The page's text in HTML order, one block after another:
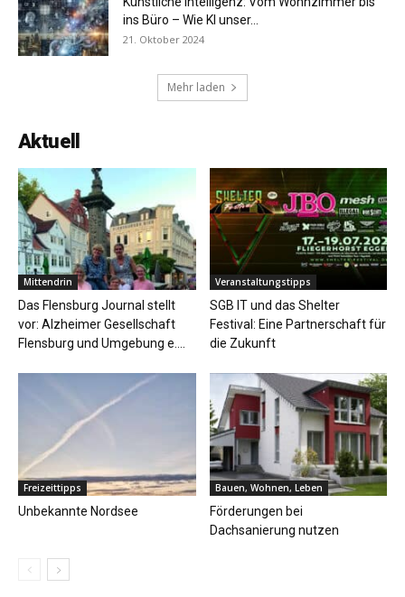
ins Büro – Wie KI unser...
21. Oktober 2024
Mehr laden
Aktuell
Mittendrin
Das Flensburg Journal stellt
vor: Alzheimer Gesellschaft
Flensburg und Umgebung e....
Veranstaltungstipps
SGB IT und das Shelter
Festival: Eine Partnerschaft für
die Zukunft
Freizeittipps
Unbekannte Nordsee
Bauen, Wohnen, Leben
Förderungen bei
Dachsanierung nutzen